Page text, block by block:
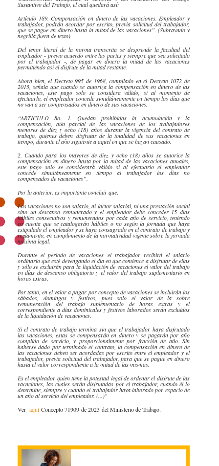
Sustantivo del Trabajo, el cual quedará así:
Artículo 189. Compensación en dinero de las vacaciones. Empleador y
trabajador, podrán acordar por escrito, previa solicitud del trabajador,
que s​e pague en dinero hasta la mitad de las vacaciones”. (Subrayado y
negrilla fuera de texto)
​Del tenor literal de la norma transcrita se desprende la facultad del
empleador - previo acuerdo entre las partes y siempre que sea solicitado
por el trabajador -, de pagar en dinero la mitad de las vacaciones
permitiendo así el disfrute de la mitad restante.
​Ahora bien, el Decreto 995 de 1968, compilado en el Decreto 1072 de
2015, señala que cuando se autoriza la compensación en dinero de las
vacaciones, este pago solo se considera válido, si al momento de
efectuarlo, el empleador concede simultáneamente en tiempo los días que
no van a ser compensados en dinero de sus vacaciones.
“ARTICULO 8o. 1. Quedan prohibidas la acumulación y la
compensación, aún parcial de las vacaciones de los trabajadores
menores de diez y ocho (18) años durante la vigencia del contrato de
trabajo, quienes deben disfrutar de la totalidad de sus vacaciones en
tiempo, durante el año siguiente a aquel en que se hayan causado.
2. Cuando para los mayores de diez y ocho (18) años se autorice la
compensación en dinero hasta por la mitad de las vacaciones anuales,
este pago solo se considerará válido si al efectuarlo el empleador
concede simultáneamente en tiempo al trabajador los días no
compensados de vacaciones”.
​Por lo anterior, es importante concluir que:
​Las vacaciones no son salario, ni factor salarial, ni una prestación social
sino un descanso remunerado y el empleador debe conceder 15 días
hábiles consecutivos y remunerados por cada año de servicio, teniendo
en cuenta que se catalogarán hábiles o no según la jornada que haya
estipulado el empleador y se haya consagrado en el contrato de trabajo y
reglamento, en cumplimiento de la normatividad vigente sobre la jornada
máxima legal.
Durante el período de vacaciones el trabajador recibirá el salario
ordinario que esté devengando el día en que comience a disfrutar de ellas
y sólo se excluirán para la liquidación de vacaciones el valor del trabajo
en días de descanso obligatorio y el valor del trabajo suplementario en
horas extras.
Por tanto, en el valor a pagar por concepto de vacaciones se incluirán los
sábados, domingos y festivos, pues solo el valor de la sobre
remuneración del trabajo suplementario de horas extras y el
correspondiente a días dominicales y festivos laborados serán excluidos
de la liquidación de vacaciones.
Si el contrato de trabajo termina sin que el trabajador haya disfrutado
las vacaciones, estas se compensarán en dinero y se pagarán por año
cumplido de servicio, y proporcionalmente por fracción de año. Sin
haberse dado por terminado el contrato, la compensación en dinero de
las vacaciones deben ser acordadas por escrito entre el empleador y el
trabajador, previa solicitud del trabajador, para que se pague en dinero
hasta el valor correspondiente a la mitad de las mismas.
Es el empleador quien tiene la potestad legal de ordenar el disfrute de las
vacaciones, las cuales serán disfrutadas por el trabajador, cuando él lo
determine, siempre y cuando el trabajador haya laborado por espacio de
un año al servicio del empleador.​ (...)"
Ver aquí​Concepto 71909​​ de 2023 del Ministerio de Trabajo.​